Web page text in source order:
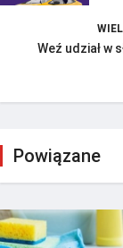
Weź udział w
Powiązane